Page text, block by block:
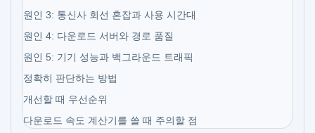
원인 3: 통신사 회선 혼잡과 사용 시간대
원인 4: 다운로드 서버와 경로 품질
원인 5: 기기 성능과 백그라운드 트래픽
정확히 판단하는 방법
개선할 때 우선순위
다운로드 속도 계산기를 쓸 때 주의할 점